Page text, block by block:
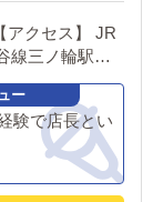
線三ノ輪駅、
験で店長とい